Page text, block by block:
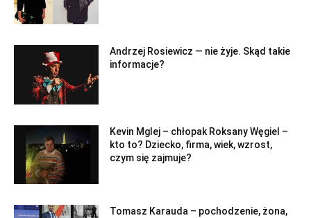
Andrzej Rosiewicz — nie żyje. Skąd takie
informacje?
Kevin Mglej – chłopak Roksany Węgiel –
kto to? Dziecko, firma, wiek, wzrost,
czym się zajmuje?
Tomasz Karauda – pochodzenie, żona,